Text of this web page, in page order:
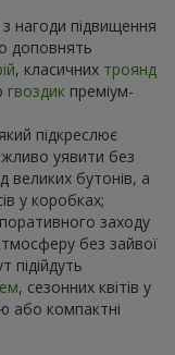
нагоди підвищення
доповнять
, класичних троянд
гвоздик преміум-
підкреслює
уявити без
великих бутонів, а
у коробках;
заходу
без зайвої
підійдуть
, сезонних квітів у
або компактні